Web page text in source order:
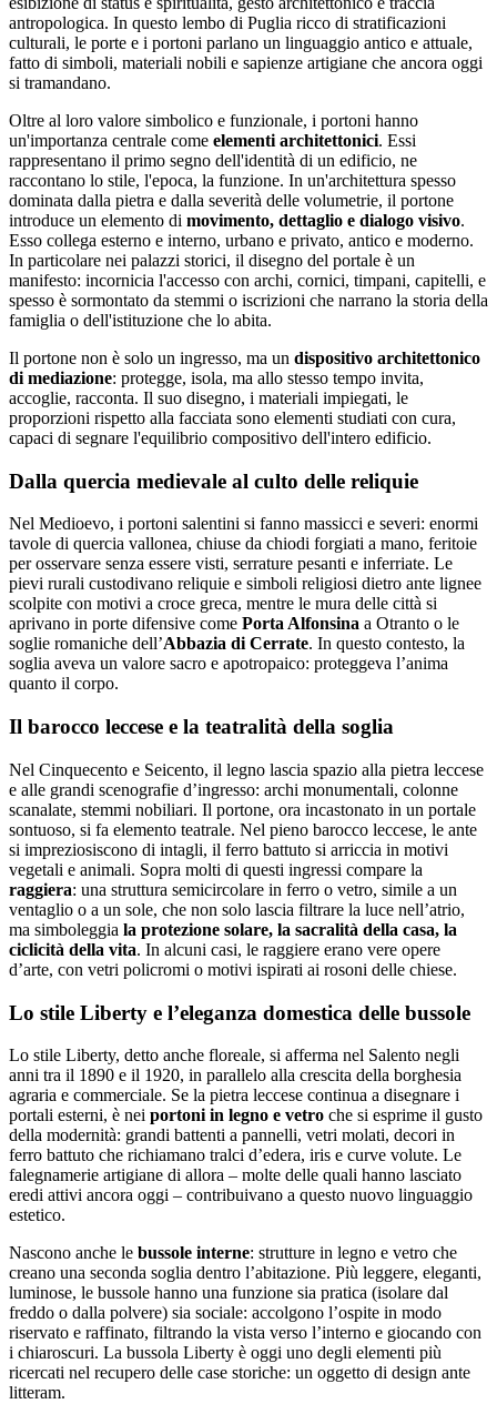
antropologica. In questo lembo di Puglia ricco di stratificazioni
culturali, le porte e i portoni parlano un linguaggio antico e attuale,
fatto di simboli, materiali nobili e sapienze artigiane che ancora oggi
si tramandano.
Oltre al loro valore simbolico e funzionale, i portoni hanno
un'importanza centrale come elementi architettonici. Essi
rappresentano il primo segno dell'identità di un edificio, ne
raccontano lo stile, l'epoca, la funzione. In un'architettura spesso
dominata dalla pietra e dalla severità delle volumetrie, il portone
introduce un elemento di movimento, dettaglio e dialogo visivo.
Esso collega esterno e interno, urbano e privato, antico e moderno.
In particolare nei palazzi storici, il disegno del portale è un
manifesto: incornicia l'accesso con archi, cornici, timpani, capitelli, e
spesso è sormontato da stemmi o iscrizioni che narrano la storia della
famiglia o dell'istituzione che lo abita.
Il portone non è solo un ingresso, ma un dispositivo architettonico
di mediazione: protegge, isola, ma allo stesso tempo invita,
accoglie, racconta. Il suo disegno, i materiali impiegati, le
proporzioni rispetto alla facciata sono elementi studiati con cura,
capaci di segnare l'equilibrio compositivo dell'intero edificio.
Dalla quercia medievale al culto delle reliquie
Nel Medioevo, i portoni salentini si fanno massicci e severi: enormi
tavole di quercia vallonea, chiuse da chiodi forgiati a mano, feritoie
per osservare senza essere visti, serrature pesanti e inferriate. Le
pievi rurali custodivano reliquie e simboli religiosi dietro ante lignee
scolpite con motivi a croce greca, mentre le mura delle città si
aprivano in porte difensive come Porta Alfonsina a Otranto o le
soglie romaniche dell’Abbazia di Cerrate. In questo contesto, la
soglia aveva un valore sacro e apotropaico: proteggeva l’anima
quanto il corpo.
Il barocco leccese e la teatralità della soglia
Nel Cinquecento e Seicento, il legno lascia spazio alla pietra leccese
e alle grandi scenografie d’ingresso: archi monumentali, colonne
scanalate, stemmi nobiliari. Il portone, ora incastonato in un portale
sontuoso, si fa elemento teatrale. Nel pieno barocco leccese, le ante
si impreziosiscono di intagli, il ferro battuto si arriccia in motivi
vegetali e animali. Sopra molti di questi ingressi compare la
raggiera: una struttura semicircolare in ferro o vetro, simile a un
ventaglio o a un sole, che non solo lascia filtrare la luce nell’atrio,
ma simboleggia la protezione solare, la sacralità della casa, la
ciclicità della vita. In alcuni casi, le raggiere erano vere opere
d’arte, con vetri policromi o motivi ispirati ai rosoni delle chiese.
Lo stile Liberty e l’eleganza domestica delle bussole
Lo stile Liberty, detto anche floreale, si afferma nel Salento negli
anni tra il 1890 e il 1920, in parallelo alla crescita della borghesia
agraria e commerciale. Se la pietra leccese continua a disegnare i
portali esterni, è nei portoni in legno e vetro che si esprime il gusto
della modernità: grandi battenti a pannelli, vetri molati, decori in
ferro battuto che richiamano tralci d’edera, iris e curve volute. Le
falegnamerie artigiane di allora – molte delle quali hanno lasciato
eredi attivi ancora oggi – contribuivano a questo nuovo linguaggio
estetico.
Nascono anche le bussole interne: strutture in legno e vetro che
creano una seconda soglia dentro l’abitazione. Più leggere, eleganti,
luminose, le bussole hanno una funzione sia pratica (isolare dal
freddo o dalla polvere) sia sociale: accolgono l’ospite in modo
riservato e raffinato, filtrando la vista verso l’interno e giocando con
i chiaroscuri. La bussola Liberty è oggi uno degli elementi più
ricercati nel recupero delle case storiche: un oggetto di design ante
litteram.